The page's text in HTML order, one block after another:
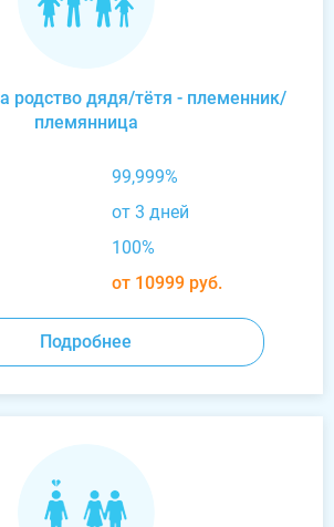
родство дядя/тётя - племенник/
племянница
99,999%
от 3 дней
100%
от 10999 руб.
Подробнее